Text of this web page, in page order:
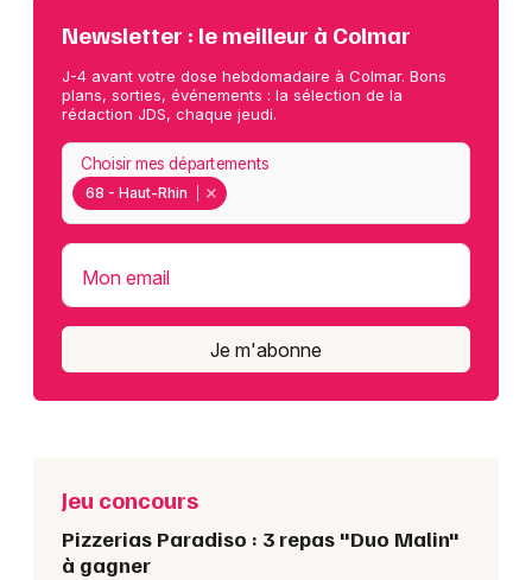
Newsletter : le meilleur à Colmar
J-4 avant votre dose hebdomadaire à Colmar. Bons
plans, sorties, événements : la sélection de la
rédaction JDS, chaque jeudi.
68 - Haut-Rhin
Choisir mes départements
Mon email
Je m'abonne
Jeu concours
Pizzerias Paradiso : 3 repas "Duo Malin"
à gagner